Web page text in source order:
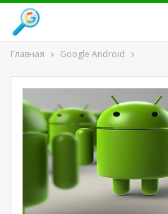
Главная Google Android